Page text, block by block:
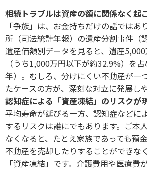
相続トラブルは資産の額に関係なく起
「争族」は、お金持ちだけの話ではあ
所（司法統計年報）の遺産分割事件（
遺産価額別データを見ると、遺産
（うち1,000万円以下が約32.9%）を
年）。むしろ、分けにくい不動産が一
たケースの方が、深刻な対立に発展し
認知症による「資産凍結」のリスクが
平均寿命が延びる一方、認知症などに
するリスクは誰にでもあります。ご本
なくなると、たとえ家族であっても預
不動産を売却したりすることができな
「資産凍結」です。介護費用や医療費